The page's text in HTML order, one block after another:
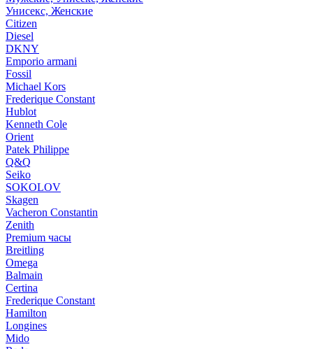
Унисекс, Женские
Citizen
Diesel
DKNY
Emporio armani
Fossil
Michael Kors
Frederique Constant
Hublot
Kenneth Cole
Orient
Patek Philippe
Q&Q
Seiko
SOKOLOV
Skagen
Vacheron Constantin
Zenith
Premium часы
Breitling
Omega
Balmain
Certina
Frederique Constant
Hamilton
Longines
Mido